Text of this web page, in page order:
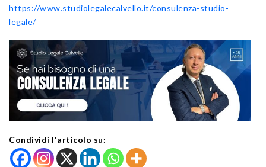
https://www.studiolegalecalvello.it/consulenza-studio-
legale/
Condividi l'articolo su: